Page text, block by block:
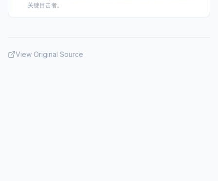
关键目击者。
View Original Source